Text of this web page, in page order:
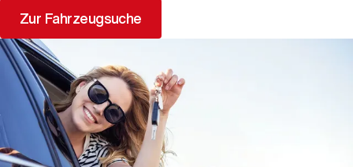
Zur Fahrzeugsuche